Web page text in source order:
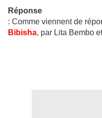
Réponse
: Comme viennent de
Bibisha, par Lita Bembo